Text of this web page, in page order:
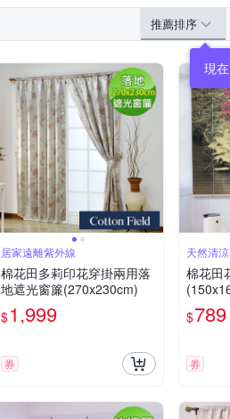
推薦排序
居家遠離紫外線
棉花田多莉印花穿掛兩用落
地遮光窗簾(270x230cm)
$1,999
券
天然清
棉花田
$789
券